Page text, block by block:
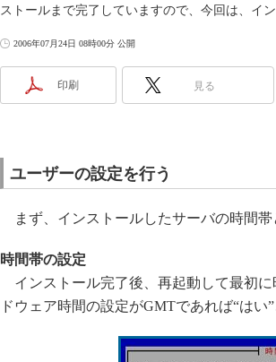
ストールまで完了していますので、今回は、イ
2006年07月24日 08時00分 公開
印刷 見る
ユーザーの設定を行う
まず、インストールしたサーバの時間帯
時間帯の設定
インストール完了後、再起動して最初
ドウェア時間の設定がGMTであれば“はい